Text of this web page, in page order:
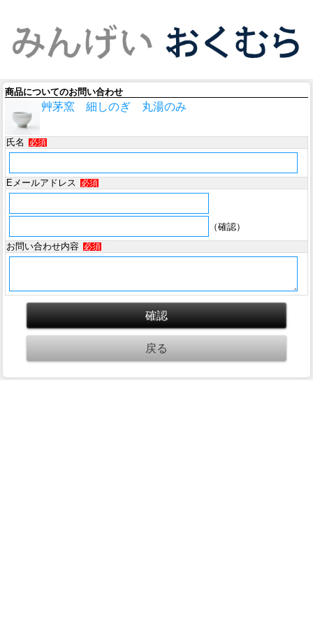
商品についてのお問い合わせ
艸茅窯 細しのぎ 丸湯のみ
氏名 必須
Eメールアドレス 必須
（確認）
お問い合わせ内容
必須